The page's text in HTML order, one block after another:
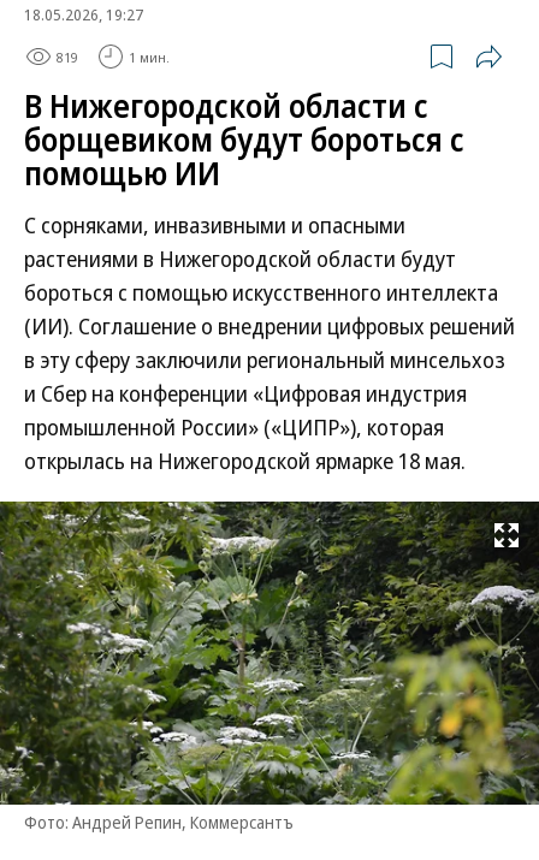
18.05.2026, 19:27
819 1 мин.
В Нижегородской области с
борщевиком будут бороться с
помощью ИИ
С сорняками, инвазивными и опасными
растениями в Нижегородской области будут
бороться с помощью искусственного интеллекта
(ИИ). Соглашение о внедрении цифровых решений
в эту сферу заключили региональный минсельхоз
и Сбер на конференции «Цифровая индустрия
промышленной России» («ЦИПР»), которая
открылась на Нижегородской ярмарке 18 мая.
Развернуть
Фото: Андрей Репин, Коммерсантъ